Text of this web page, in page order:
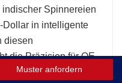
Spinnereien
Dollar in intelligente
diesen
die Präzision für OE-
des Denim- und
Muster anfordern